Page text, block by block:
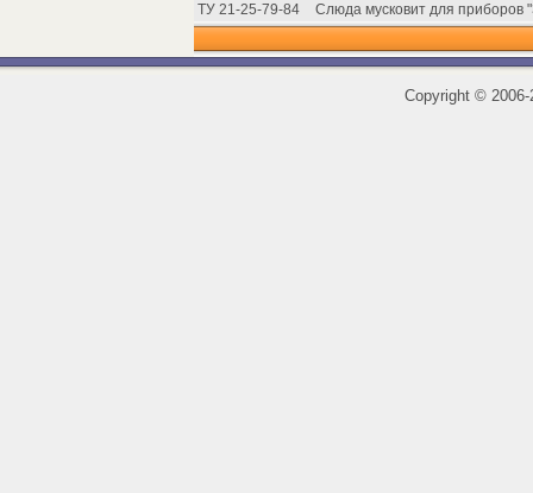
ТУ 21-25-79-84
Слюда мусковит для приборов
Copyright ©